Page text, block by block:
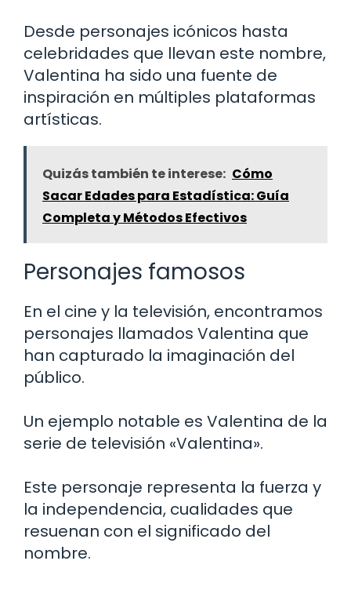
Desde personajes icónicos hasta
celebridades que llevan este nombre,
Valentina ha sido una fuente de
inspiración en múltiples plataformas
artísticas.
Quizás también te interese: Cómo
Sacar Edades para Estadística: Guía
Completa y Métodos Efectivos
Personajes famosos
En el cine y la televisión, encontramos
personajes llamados Valentina que
han capturado la imaginación del
público.
Un ejemplo notable es Valentina de la
serie de televisión «Valentina».
Este personaje representa la fuerza y
la independencia, cualidades que
resuenan con el significado del
nombre.